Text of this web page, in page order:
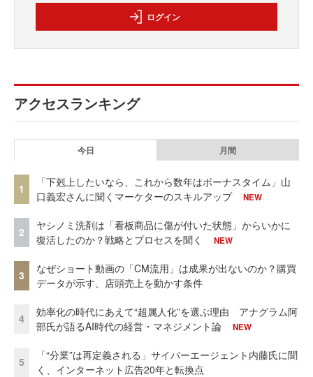
ログイン
アクセスランキング
今日 月間
1
「下剋上したいなら、これから数年はボーナスタイム」山
口義宏さんに聞くマーケターのスキルアップ
NEW
2
ヤシノミ洗剤は「看板商品に傷が付いた状態」からいかに
復活したのか？戦略とプロセスを聞く
NEW
3
なぜショート動画の「CM流用」は成果が出ないのか？購買
データが示す、店頭売上を動かす条件
4
効率化の時代にあえて“超属人化”を選ぶ理由 アナグラム阿
部氏が語るAI時代の経営・マネジメント論
NEW
5
「“分業”は再定義される」サイバーエージェント内藤氏に聞
く、インターネット広告20年と転換点